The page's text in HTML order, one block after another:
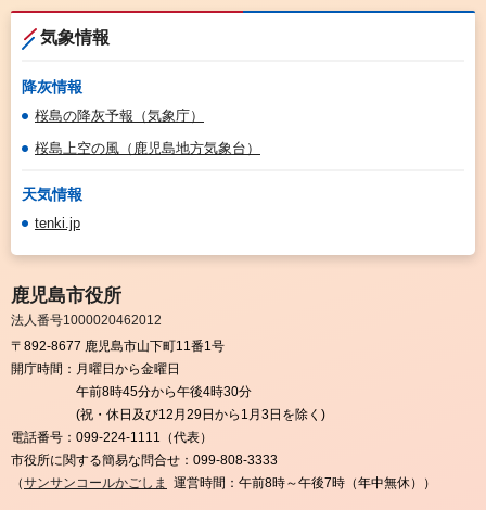
気象情報
降灰情報
桜島の降灰予報（気象庁）
桜島上空の風（鹿児島地方気象台）
天気情報
tenki.jp
鹿児島市役所
法人番号1000020462012
〒892-8677 鹿児島市山下町11番1号
開庁時間： 月曜日から金曜日
午前8時45分から午後4時30分
(祝・休日及び12月29日から1月3日を除く)
電話番号： 099-224-1111（代表）
市役所に関する簡易な問合せ： 099-808-3333
（サンサンコールかごしま 運営時間：午前8時～午後7時（年中無休））